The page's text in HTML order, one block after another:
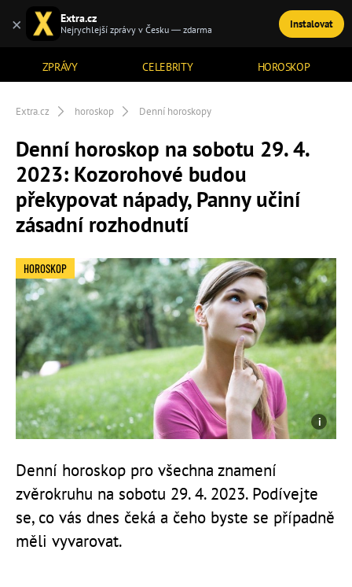
ZPRÁVY CELEBRITY HOROSKOP
TÉMATA
Extra.cz horoskop Denní horoskopy
Denní horoskop na sobotu 29. 4.
2023: Kozorohové budou
překypovat nápady, Panny učiní
zásadní rozhodnutí
HOROSKOP
Denní horoskop pro všechna znamení
zvěrokruhu na sobotu 29. 4. 2023. Podívejte
se, co vás dnes čeká a čeho byste se případně
měli vyvarovat.
× Extra.cz
Nejrychlejší zprávy v Česku — zdarma Instalovat